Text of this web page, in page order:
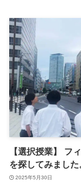
【選択授業】 フ
を探してみました
2025年5月30日